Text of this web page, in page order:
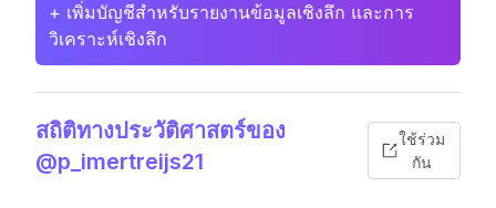
+ เพิ่มบัญชีสำหรับรายงานข้อมูลเชิงลึก และการ
วิเคราะห์เชิงลึก
สถิติทางประวัติศาสตร์ของ
@p_imertreijs21
ใช้ร่วม
กัน